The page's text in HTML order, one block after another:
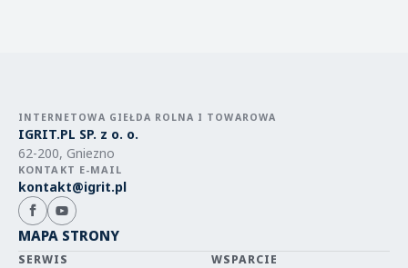
INTERNETOWA GIEŁDA ROLNA I TOWAROWA
IGRIT.PL SP. z o. o.
62-200, Gniezno
KONTAKT E-MAIL
kontakt@igrit.pl
MAPA STRONY
SERWIS WSPARCIE